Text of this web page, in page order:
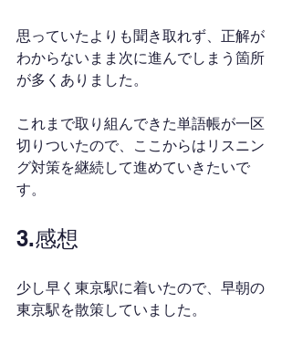
思っていたよりも聞き取れず、正解が
わからないまま次に進んでしまう箇所
が多くありました。
これまで取り組んできた単語帳が一区
切りついたので、ここからはリスニン
グ対策を継続して進めていきたいで
す。
3.感想
少し早く東京駅に着いたので、早朝の
東京駅を散策していました。